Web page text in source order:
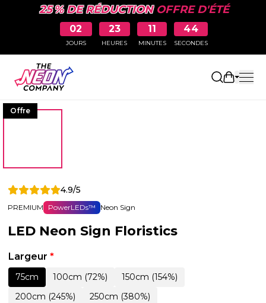
25 % DE RÉDUCTIONOFFRE D'ÉTÉ
02
JOURS
23
HEURES
11
MINUTES
43
SECONDES
Ouvrir
Offre
4.9/5
PREMIUM PowerLEDs™ Neon Sign
LED Neon Sign Floristics
Largeur *
75cm 100cm (72%)
150cm (154%)
200cm (245%)
250cm (380%)